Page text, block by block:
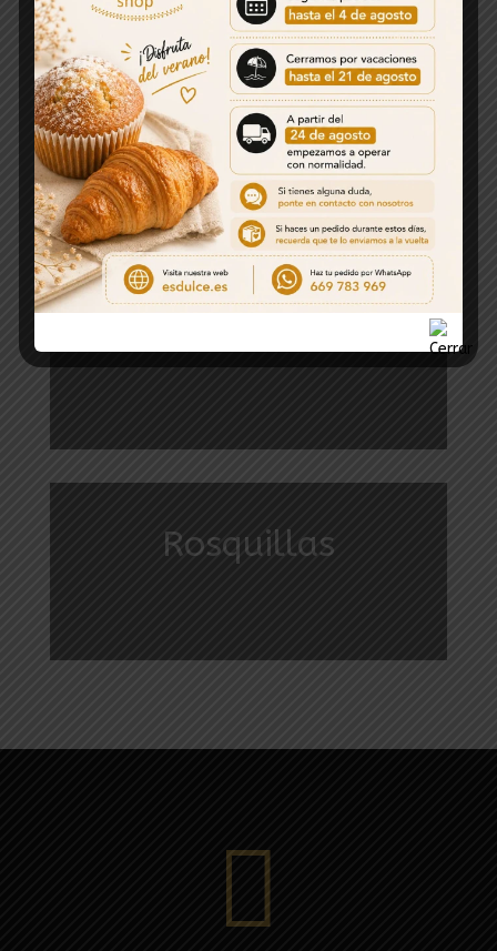
Barquillos
Rosquillas
